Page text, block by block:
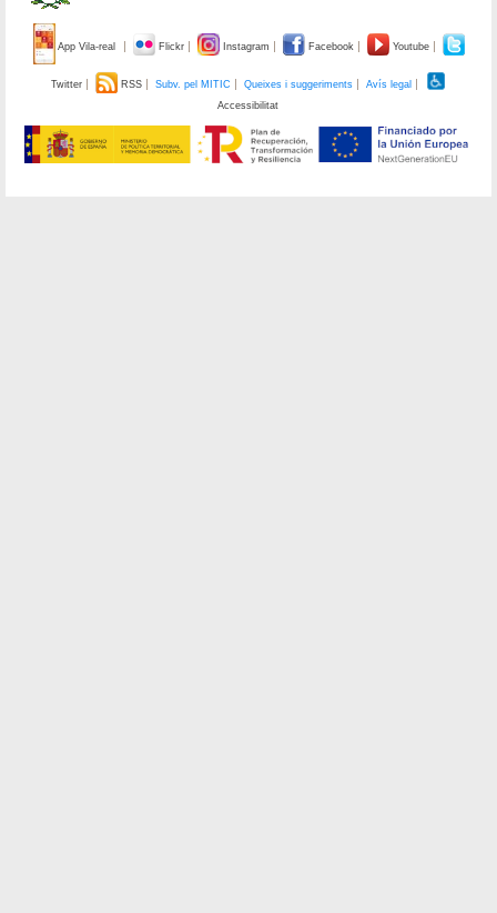
App Vila-real Flickr Instagram Facebook Youtube
Twitter RSS Subv. pel MITIC Queixes i suggeriments
Avís legal
Accessibilitat